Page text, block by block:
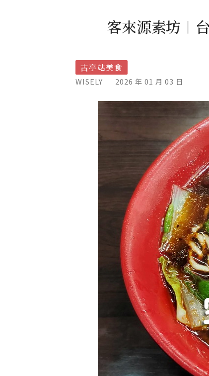
客來源素坊︱
古亭站美食
WISELY 2026 年 01 月 03 日